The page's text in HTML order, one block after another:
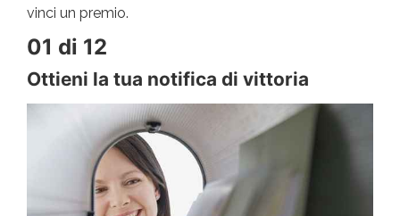
vinci un premio.
01 di 12
Ottieni la tua notifica di vittoria